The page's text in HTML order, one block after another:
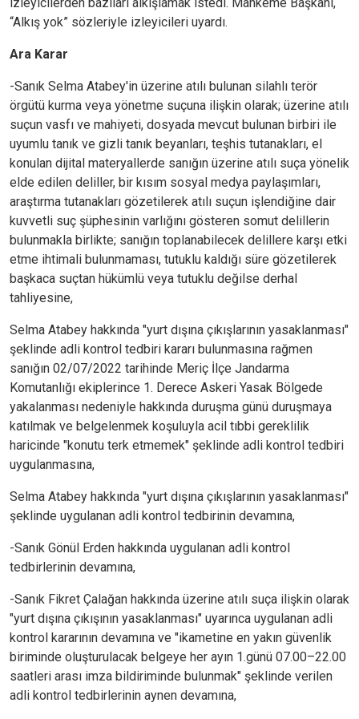
izleyicilerden bazıları alkışlamak istedi. Mahkeme Başkanı,
“Alkış yok” sözleriyle izleyicileri uyardı.
Ara Karar
-Sanık Selma Atabey'in üzerine atılı bulunan silahlı terör
örgütü kurma veya yönetme suçuna ilişkin olarak; üzerine atılı
suçun vasfı ve mahiyeti, dosyada mevcut bulunan birbiri ile
uyumlu tanık ve gizli tanık beyanları, teşhis tutanakları, el
konulan dijital materyallerde sanığın üzerine atılı suça yönelik
elde edilen deliller, bir kısım sosyal medya paylaşımları,
araştırma tutanakları gözetilerek atılı suçun işlendiğine dair
kuvvetli suç şüphesinin varlığını gösteren somut delillerin
bulunmakla birlikte; sanığın toplanabilecek delillere karşı etki
etme ihtimali bulunmaması, tutuklu kaldığı süre gözetilerek
başkaca suçtan hükümlü veya tutuklu değilse derhal
tahliyesine,
Selma Atabey hakkında "yurt dışına çıkışlarının yasaklanması"
şeklinde adli kontrol tedbiri kararı bulunmasına rağmen
sanığın 02/07/2022 tarihinde Meriç İlçe Jandarma
Komutanlığı ekiplerince 1. Derece Askeri Yasak Bölgede
yakalanması nedeniyle hakkında duruşma günü duruşmaya
katılmak ve belgelenmek koşuluyla acil tıbbi gereklilik
haricinde "konutu terk etmemek" şeklinde adli kontrol tedbiri
uygulanmasına,
Selma Atabey hakkında "yurt dışına çıkışlarının yasaklanması"
şeklinde uygulanan adli kontrol tedbirinin devamına,
-Sanık Gönül Erden hakkında uygulanan adli kontrol
tedbirlerinin devamına,
-Sanık Fikret Çalağan hakkında üzerine atılı suça ilişkin olarak
"yurt dışına çıkışının yasaklanması" uyarınca uygulanan adli
kontrol kararının devamına ve "ikametine en yakın güvenlik
biriminde oluşturulacak belgeye her ayın 1.günü 07.00–22.00
saatleri arası imza bildiriminde bulunmak" şeklinde verilen
adli kontrol tedbirlerinin aynen devamına,